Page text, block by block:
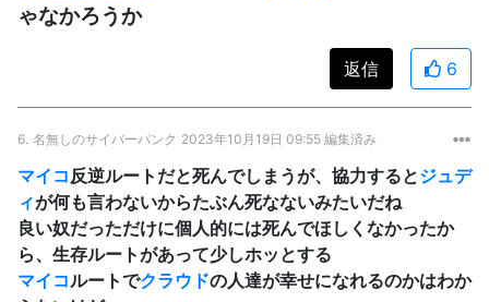
ゃなかろうか
返信 6
6. 名無しのサイバーパンク 2023年10月19日 09:55 編集済み
マイコ 反逆ルートだと死んでしまうが、協力するとジュデ
ィが何も言わないからたぶん死なないみたいだね
良い奴だっただけに個人的には死んでほしくなかったか
ら、生存ルートがあって少しホッとする
マイコルートでクラウドの人達が幸せになれるのかはわか